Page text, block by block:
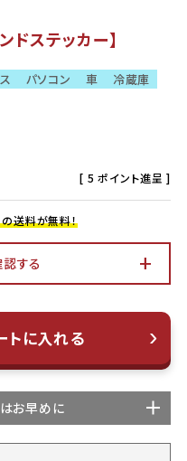
ドステッカー】
パソコン 車
冷蔵庫
[ 5 ポイント進呈 ]
送料が無料！
する
トに入れる
お早めに